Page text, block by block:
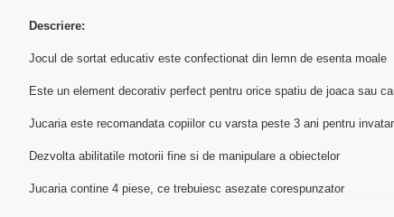
Descriere:
Jocul de sortat educativ este confectionat din lemn de esenta
Este un element decorativ perfect pentru orice spatiu de joaca sau
Jucaria este recomandata copiilor cu varsta peste 3 ani pentru
Dezvolta abilitatile motorii fine si de manipulare a obiectelor
Jucaria contine 4 piese, ce trebuiesc asezate corespunzator